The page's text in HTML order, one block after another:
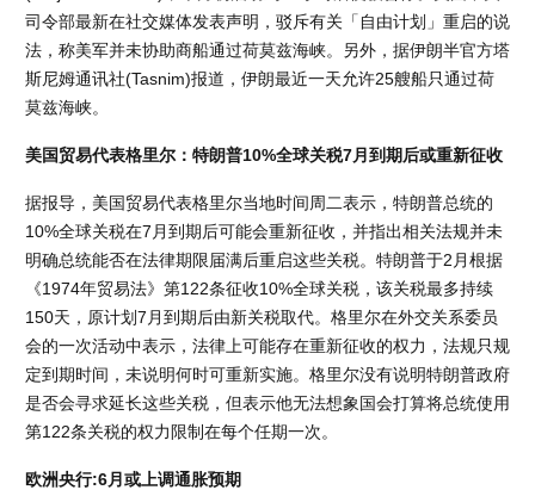
司令部最新在社交媒体发表声明，驳斥有关「自由计划」重启的说
法，称美军并未协助商船通过荷莫兹海峡。另外，据伊朗半官方塔
斯尼姆通讯社(Tasnim)报道，伊朗最近一天允许25艘船只通过荷
莫兹海峡。
美国贸易代表格里尔：特朗普10%全球关税7月到期后或重新征收
据报导，美国贸易代表格里尔当地时间周二表示，特朗普总统的
10%全球关税在7月到期后可能会重新征收，并指出相关法规并未
明确总统能否在法律期限届满后重启这些关税。特朗普于2月根据
《1974年贸易法》第122条征收10%全球关税，该关税最多持续
150天，原计划7月到期后由新关税取代。格里尔在外交关系委员
会的一次活动中表示，法律上可能存在重新征收的权力，法规只规
定到期时间，未说明何时可重新实施。格里尔没有说明特朗普政府
是否会寻求延长这些关税，但表示他无法想象国会打算将总统使用
第122条关税的权力限制在每个任期一次。
欧洲央行:6月或上调通胀预期